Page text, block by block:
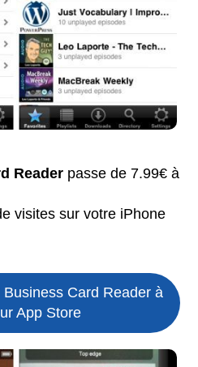
Reader passe de 7.99€ à
visites sur votre iPhone
Card Reader à
App Store